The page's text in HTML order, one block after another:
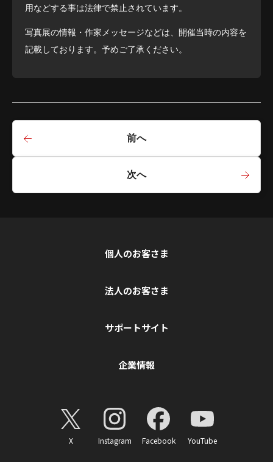
用などする事は法律で禁止されています。
写真展の情報・作家メッセージなどは、開催当時の内容を
記載しております。予めご了承ください。
前へ
次へ
個人のお客さま
法人のお客さま
サポートサイト
企業情報
X Instagram Facebook YouTube